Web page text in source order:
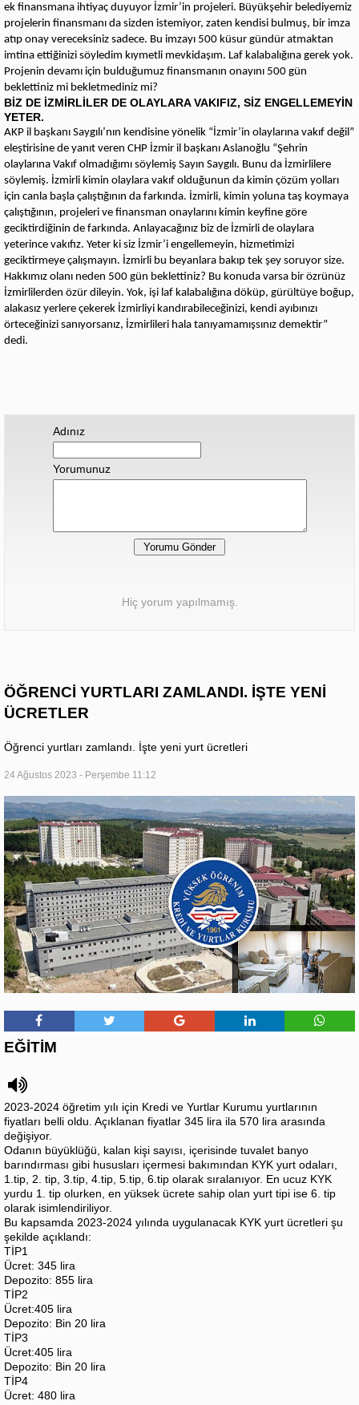
ek finansmana ihtiyaç duyuyor İzmir’in projeleri. Büyükşehir belediyemiz
projelerin finansmanı da sizden istemiyor, zaten kendisi bulmuş, bir imza
atıp onay vereceksiniz sadece. Bu imzayı 500 küsur gündür atmaktan
imtina ettiğinizi söyledim kıymetli mevkidaşım. Laf kalabalığına gerek yok.
Projenin devamı için bulduğumuz finansmanın onayını 500 gün
beklettiniz mi bekletmediniz mi?
BİZ DE İZMİRLİLER DE OLAYLARA VAKIFIZ, SİZ ENGELLEMEYİN
YETER.
AKP il başkanı Saygılı’nın kendisine yönelik “İzmir’in olaylarına vakıf değil”
eleştirisine de yanıt veren CHP İzmir il başkanı Aslanoğlu “Şehrin
olaylarına Vakıf olmadığımı söylemiş Sayın Saygılı. Bunu da İzmirlilere
söylemiş. İzmirli kimin olaylara vakıf olduğunun da kimin çözüm yolları
için canla başla çalıştığının da farkında. İzmirli, kimin yoluna taş koymaya
çalıştığının, projeleri ve finansman onaylarını kimin keyfine göre
geciktirdiğinin de farkında. Anlayacağınız biz de İzmirli de olaylara
yeterince vakıfız. Yeter ki siz İzmir’i engellemeyin, hizmetimizi
geciktirmeye çalışmayın. İzmirli bu beyanlara bakıp tek şey soruyor size.
Hakkımız olanı neden 500 gün beklettiniz? Bu konuda varsa bir özrünüz
İzmirlilerden özür dileyin. Yok, işi laf kalabalığına döküp, gürültüye boğup,
alakasız yerlere çekerek İzmirliyi kandırabileceğinizi, kendi ayıbınızı
örteceğinizi sanıyorsanız, İzmirlileri hala tanıyamamışsınız demektir”
dedi.
Adınız
Yorumunuz
Hiç yorum yapılmamış.
ÖĞRENCİ YURTLARI ZAMLANDI. İŞTE YENİ
ÜCRETLER
Öğrenci yurtları zamlandı. İşte yeni yurt ücretleri
24 Ağustos 2023 - Perşembe 11:12
EĞİTİM
2023-2024 öğretim yılı için Kredi ve Yurtlar Kurumu yurtlarının
fiyatları belli oldu. Açıklanan fiyatlar 345 lira ila 570 lira arasında
değişiyor.
Odanın büyüklüğü, kalan kişi sayısı, içerisinde tuvalet banyo
barındırması gibi hususları içermesi bakımından KYK yurt odaları,
1.tip, 2. tip, 3.tip, 4.tip, 5.tip, 6.tip olarak sıralanıyor. En ucuz KYK
yurdu 1. tip olurken, en yüksek ücrete sahip olan yurt tipi ise 6. tip
olarak isimlendiriliyor.
Bu kapsamda 2023-2024 yılında uygulanacak KYK yurt ücretleri şu
şekilde açıklandı:
TİP1
Ücret: 345 lira
Depozito: 855 lira
TİP2
Ücret:405 lira
Depozito: Bin 20 lira
TİP3
Ücret:405 lira
Depozito: Bin 20 lira
TİP4
Ücret: 480 lira